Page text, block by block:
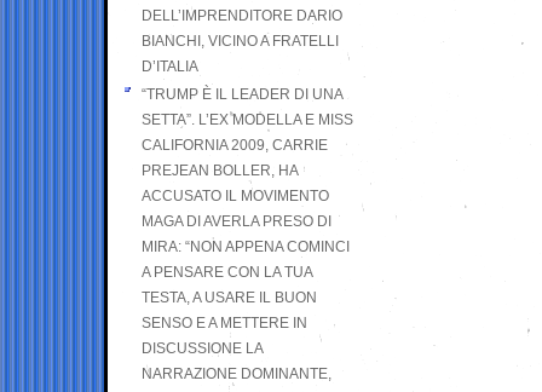
DELL’IMPRENDITORE DARIO
BIANCHI, VICINO A FRATELLI
D’ITALIA
“TRUMP È IL LEADER DI UNA
SETTA”. L’EX MODELLA E MISS
CALIFORNIA 2009, CARRIE
PREJEAN BOLLER, HA
ACCUSATO IL MOVIMENTO
MAGA DI AVERLA PRESO DI
MIRA: “NON APPENA COMINCI
A PENSARE CON LA TUA
TESTA, A USARE IL BUON
SENSO E A METTERE IN
DISCUSSIONE LA
NARRAZIONE DOMINANTE,